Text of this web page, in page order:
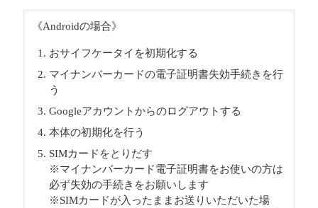
《Androidの場合》
おサイフケータイを初期化する
マイナンバーカードの電子証明書失効手続きを行
う
Googleアカウントからのログアウトする
本体の初期化を行う
SIMカードをとりだす
※マイナンバーカード電子証明書をお使いの方は
必ず失効の手続きをお願いします
※SIMカードが入ったままお送りいただいた場